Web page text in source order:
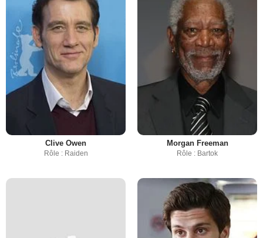
Clive Owen
Rôle : Raiden
Morgan Freeman
Rôle : Bartok